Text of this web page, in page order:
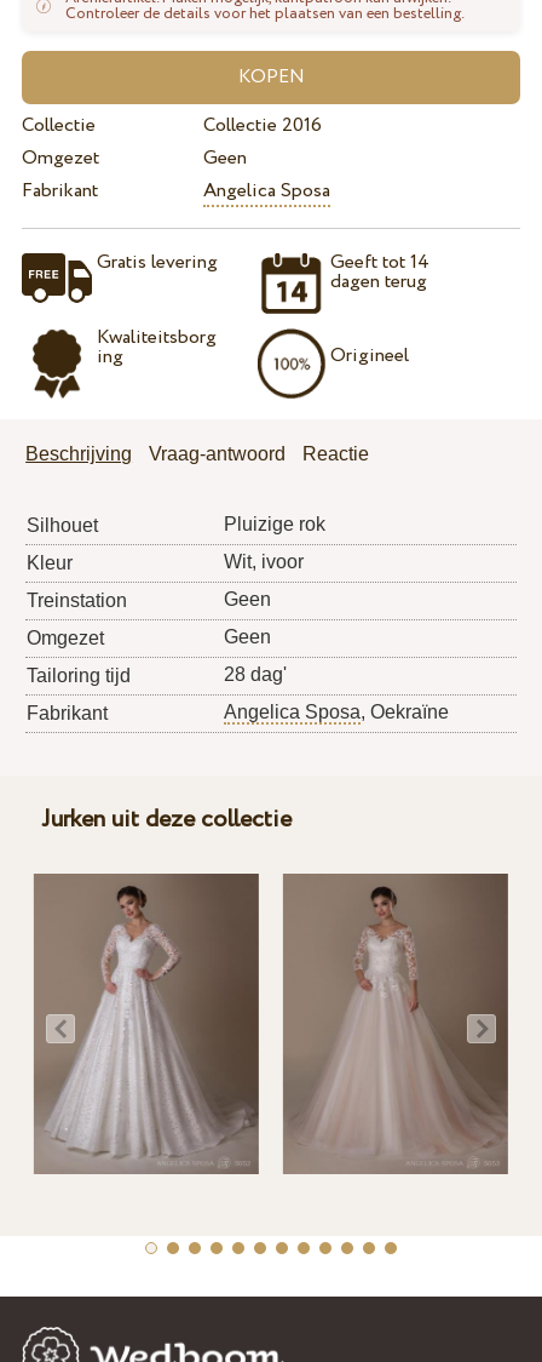
Controleer de details voor het plaatsen van een bestelling.
Collectie
Collectie 2016
Omgezet
Geen
Fabrikant
Angelica Sposa
Gratis levering
Kwaliteitsborg
ing
Geeft tot 14
dagen terug
Origineel
Beschrijving Vraag-antwoord Reactie
Silhouet
Pluizige rok
Kleur
Wit, ivoor
Treinstation
Geen
Omgezet
Geen
Tailoring tijd
28 dag'
Fabrikant
Angelica Sposa, Oekraïne
Jurken uit deze collectie